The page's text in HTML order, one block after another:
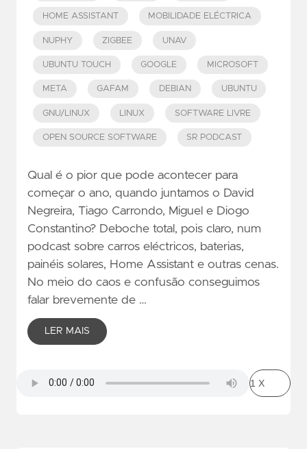
HOME ASSISTANT MOBILIDADE ELÉCTRICA
NUPHY ZIGBEE UNAV
UBUNTU TOUCH GOOGLE MICROSOFT
META GAFAM DEBIAN UBUNTU
GNU/LINUX LINUX SOFTWARE LIVRE
OPEN SOURCE SOFTWARE SR PODCAST
Qual é o pior que pode acontecer para
começar o ano, quando juntamos o David
Negreira, Tiago Carrondo, Miguel e Diogo
Constantino? Deboche total, pois claro, num
podcast sobre carros eléctricos, baterias,
painéis solares, Home Assistant e outras cenas.
No meio do caos e confusão conseguimos
falar brevemente de …
LER MAIS